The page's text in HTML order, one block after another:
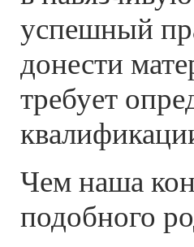
успешный
донести
требует
Чем наша
подобного